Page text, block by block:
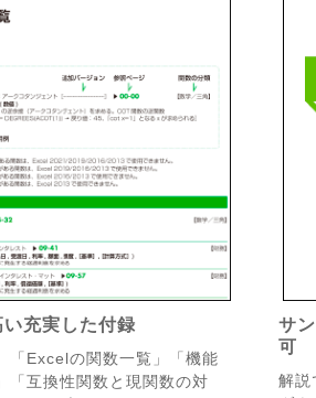
充実した付録
「Excelの関数一覧」「機能
「互換性関数と現関数の対
サ
可
解説